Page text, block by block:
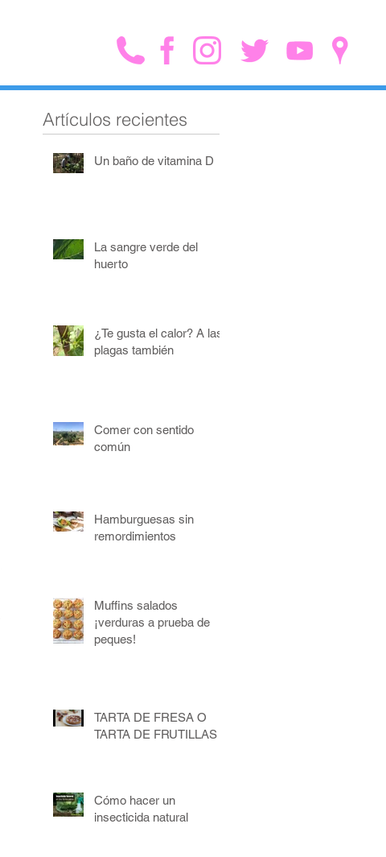
Artículos recientes
Un baño de vitamina D
La sangre verde del
huerto
¿Te gusta el calor? A las
plagas también
Comer con sentido
común
Hamburguesas sin
remordimientos
Muffins salados
¡verduras a prueba de
peques!
TARTA DE FRESA O
TARTA DE FRUTILLAS
Cómo hacer un
insecticida natural